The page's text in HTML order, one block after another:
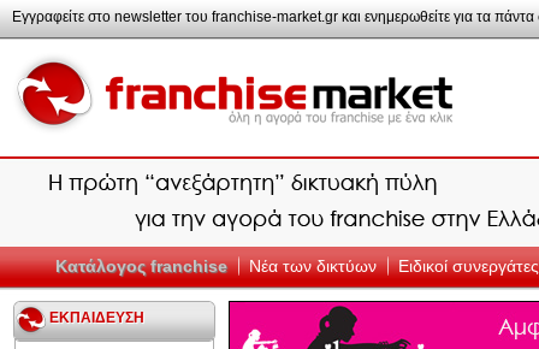
Κατάλογος franchise Νέα των δικτύων Ειδικοί συνεργάτες
ΕΚΠΑΙΔΕΥΣΗ
Εγγραφείτε στο newsletter του franchise-market.gr και ενημερωθείτε για τα πάντα